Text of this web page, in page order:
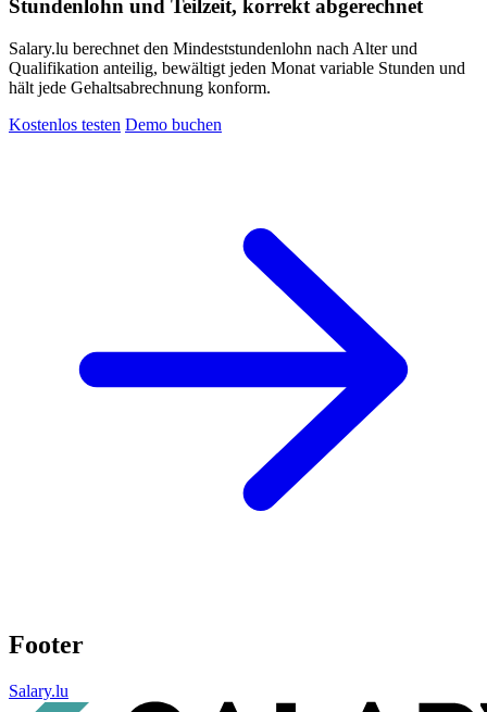
Stundenlohn und Teilzeit, korrekt abgerechnet
Salary.lu berechnet den Mindeststundenlohn nach Alter und
Qualifikation anteilig, bewältigt jeden Monat variable Stunden und
hält jede Gehaltsabrechnung konform.
Kostenlos testen Demo buchen
Footer
Salary.lu